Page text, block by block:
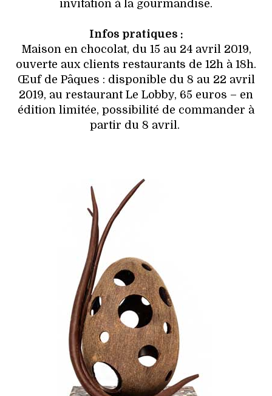
invitation à la gourmandise.
Infos pratiques :
Maison en chocolat, du 15 au 24 avril 2019,
ouverte aux clients restaurants de 12h à 18h.
Œuf de Pâques : disponible du 8 au 22 avril
2019, au restaurant Le Lobby, 65 euros – en
édition limitée, possibilité de commander à
partir du 8 avril.